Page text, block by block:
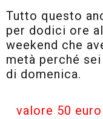
Tutto questo
per dodici ore
weekend che
metà perché
di domenica.
valore 50